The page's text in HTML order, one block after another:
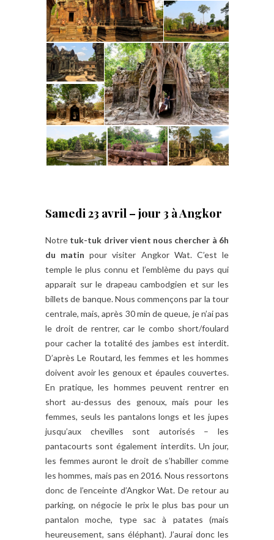
Samedi 23 avril – jour 3 à Angkor
Notre tuk-tuk driver vient nous chercher à 6h
du matinpour visiter Angkor Wat. C’est le
temple le plus connu et l’emblème du pays qui
apparait sur le drapeau cambodgien et sur les
billets de banque. Nous commençons par la tour
centrale, mais, après 30 min de queue, je n’ai pas
le droit de rentrer, car le combo short/foulard
pour cacher la totalité des jambes est interdit.
D’après Le Routard, les femmes et les hommes
doivent avoir les genoux et épaules couvertes.
En pratique, les hommes peuvent rentrer en
short au-dessus des genoux, mais pour les
femmes, seuls les pantalons longs et les jupes
jusqu’aux chevilles sont autorisés – les
pantacourts sont également interdits. Un jour,
les femmes auront le droit de s’habiller comme
les hommes, mais pas en 2016. Nous ressortons
donc de l’enceinte d’Angkor Wat. De retour au
parking, on négocie le prix le plus bas pour un
pantalon moche, type sac à patates (mais
heureusement, sans éléphant). J’aurai donc les